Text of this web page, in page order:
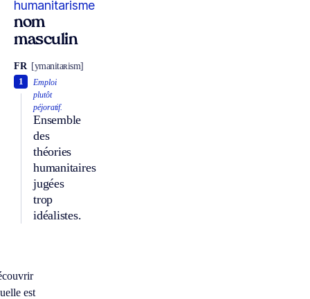
humanitarisme
nom
masculin
FR [ymanitaʀism]
Emploi
plutôt
péjoratif.
Ensemble
des
théories
humanitaires
jugées
trop
idéalistes.
1
est